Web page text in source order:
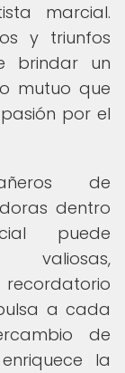
marcial.
y triunfos
brindar un
mutuo que
por el
de
dentro
puede
valiosas,
a cada
de
la